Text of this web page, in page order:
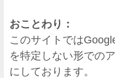
おことわり：
このサイトでは
を特定しない形での
にしております。